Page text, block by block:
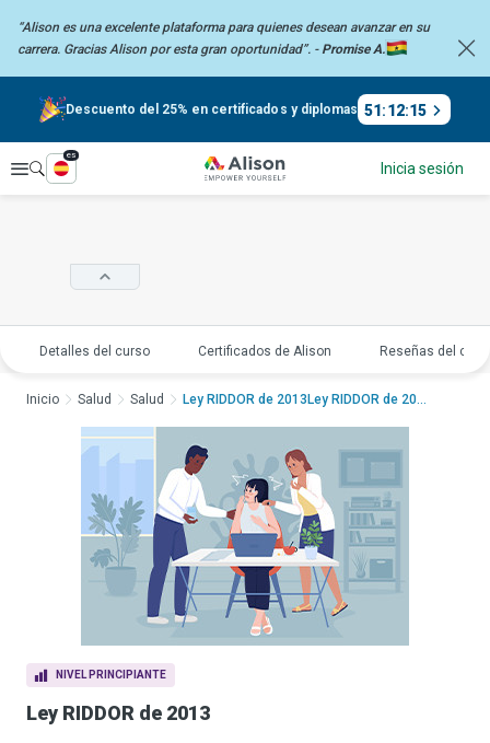
“Alison es una excelente plataforma para quienes desean avanzar en su
carrera. Gracias Alison por esta gran oportunidad”. - Promise A.
Descuento del 25% en certificados y diplomas 51:12:15
Explorar
es
Inicia sesión
Detalles del curso Certificados de Alison Reseñas del
NIVEL PRINCIPIANTE
Ley RIDDOR de 2013
Inicio Salud Salud Ley RIDDOR de 2013Ley RIDDOR de 2013